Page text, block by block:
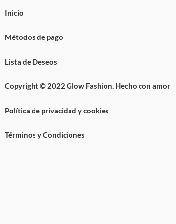
Inicio
Métodos de pago
Lista de Deseos
Copyright © 2022 Glow Fashion. Hecho con amor
Política de privacidad y cookies
Términos y Condiciones